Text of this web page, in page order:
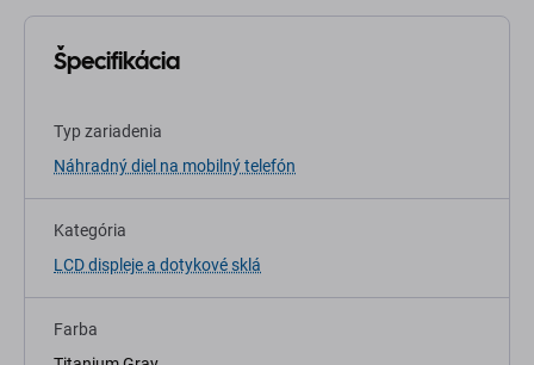
Špecifikácia
Typ zariadenia
Náhradný diel na mobilný telefón
Kategória
LCD displeje a dotykové sklá
Farba